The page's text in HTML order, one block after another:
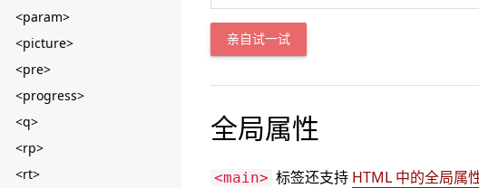
<param>
<picture>
<pre>
<progress>
<q>
<rp>
<rt>
亲自试一试
全局属性
<main> 标签还支持 HTML 中的全局属